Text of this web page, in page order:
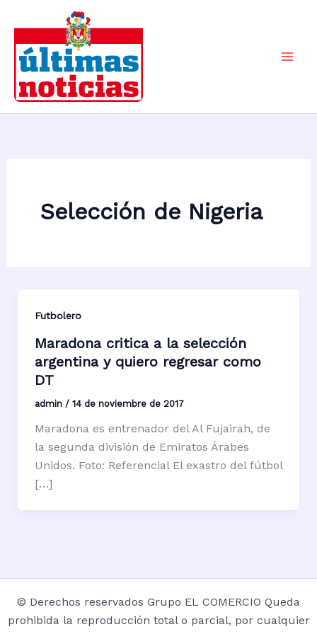
contenido
Selección de Nigeria
Futbolero
Maradona critica a la selección
argentina y quiero regresar como
DT
admin / 14 de noviembre de 2017
Maradona es entrenador del Al Fujairah, de
la segunda división de Emiratos Árabes
Unidos. Foto: Referencial El exastro del fútbol
[…]
© Derechos reservados Grupo EL COMERCIO Queda
prohibida la reproducción total o parcial, por cualquier